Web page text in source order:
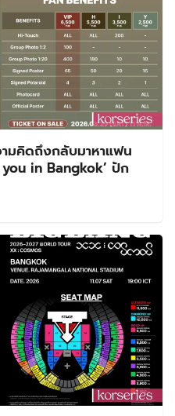
มคิดถึงกลับมาหาแฟน
in Bangkok’ ปัก